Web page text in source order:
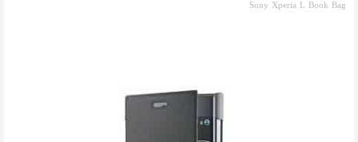
Sony Xperia L Book Bag